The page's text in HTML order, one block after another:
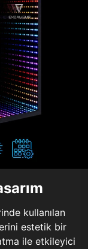
kullanılan
estetik bir
ile etkileyici